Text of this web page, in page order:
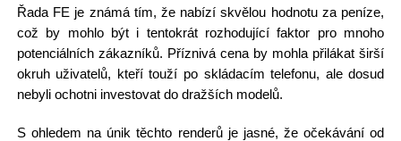
Řada FE je známá tím, že nabízí skvělou hodnotu za peníze,
což by mohlo být i tentokrát rozhodující faktor pro mnoho
potenciálních zákazníků. Příznivá cena by mohla přilákat širší
okruh uživatelů, kteří touží po skládacím telefonu, ale dosud
nebyli ochotni investovat do dražších modelů.
S ohledem na únik těchto renderů je jasné, že očekávání od